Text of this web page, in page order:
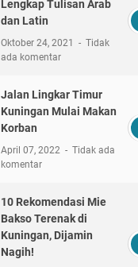
Lengkap Tulisan Arab
dan Latin
Oktober 24, 2021
Tidak
ada komentar
Jalan Lingkar Timur
Kuningan Mulai Makan
Korban
April 07, 2022
Tidak ada
komentar
10 Rekomendasi Mie
Bakso Terenak di
Kuningan, Dijamin
Nagih!